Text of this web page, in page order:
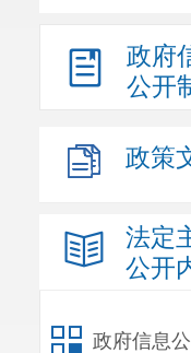
政府
公开
政策
法定
公开
政府信息